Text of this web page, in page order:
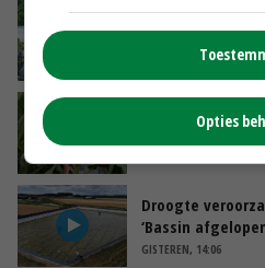
Oekraïne-vlogger
de ambassade
VANDAAG, 12:00
Limburgse
Droogte
‘Bassin
GISTEREN, 14:06
Opties